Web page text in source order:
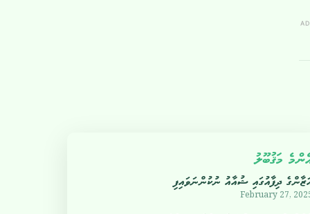
މަޤުބޫލު
ދިފާއުގައި ޝުއާއު ނުކުންނަވައިފި
February 27,